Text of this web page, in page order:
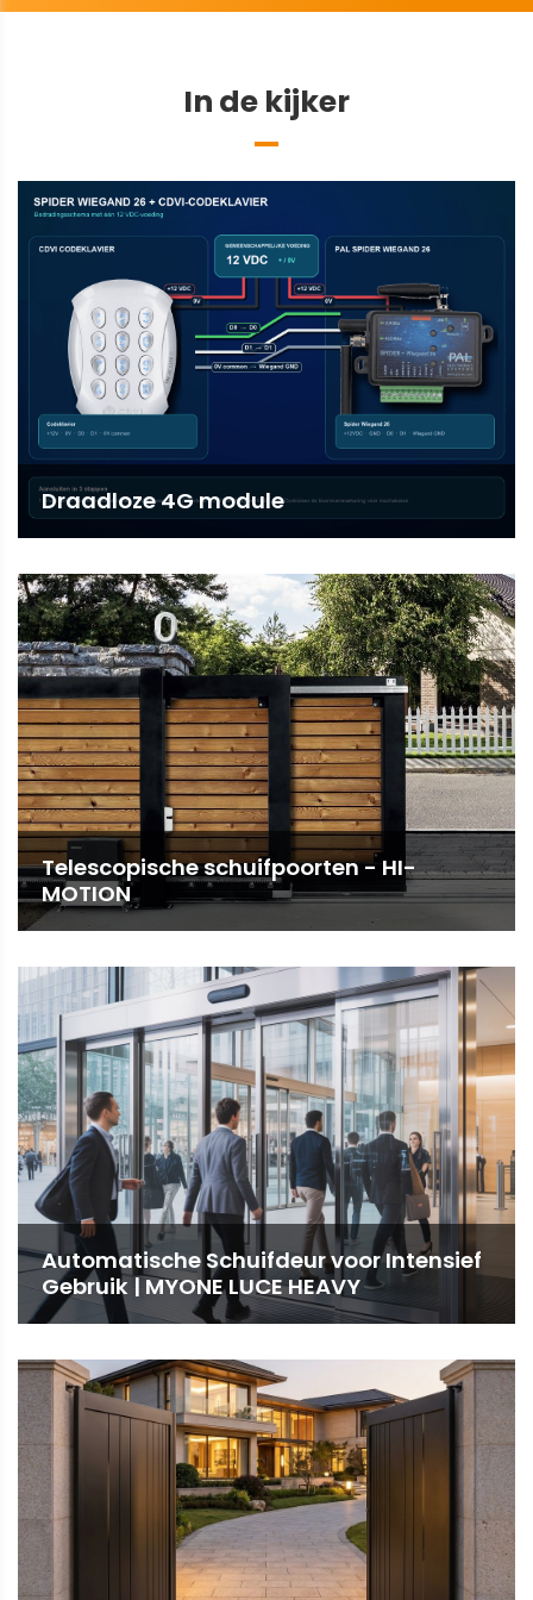
In de kijker
Draadloze 4G module
Telescopische schuifpoorten - HI-
MOTION
Automatische Schuifdeur voor Intensief
Gebruik | MYONE LUCE HEAVY